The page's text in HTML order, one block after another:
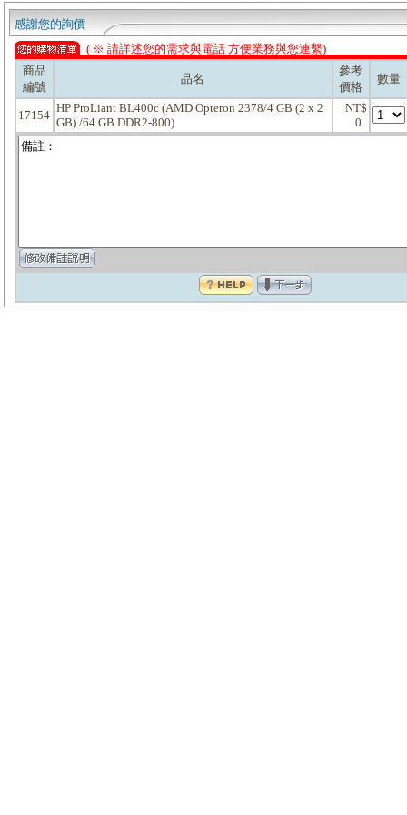
感謝您的詢價
( ※ 請詳述您的需求與電話 方便業務與您連繫)
商品
編號
品名
參考
價格
數量
17154
HP ProLiant BL400c (AMD Opteron 2378/4 GB (2 x 2
GB) /64 GB DDR2-800)
NT$
0